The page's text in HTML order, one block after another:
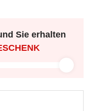
Sie erhalten